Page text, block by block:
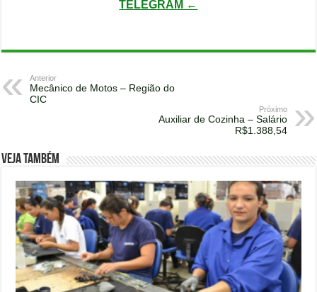
TELEGRAM ←
Anterior
Mecânico de Motos – Região do
CIC
Próximo
Auxiliar de Cozinha – Salário
R$1.388,54
Veja também